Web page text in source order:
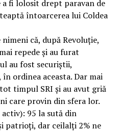
a fi lolosit drept paravan de
întoarcerea lui Coldea
că, după Revoluție,
repede și au furat
au fost securiștii,
ordinea aceasta. Dar mai
timpul SRI și au avut griă
care provin din sfera lor.
95 la sută din
patrioți, dar ceilalți 2% ne